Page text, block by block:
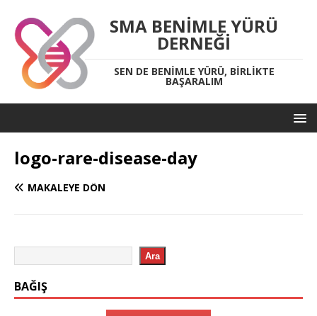
SMA BENIMLE YÜRÜ
DERNEĞI
SEN DE BENIMLE YÜRÜ, BIRLIKTE
BAŞARALIM
logo-rare-disease-day
MAKALEYE DÖN
Ara
BAĞIŞ